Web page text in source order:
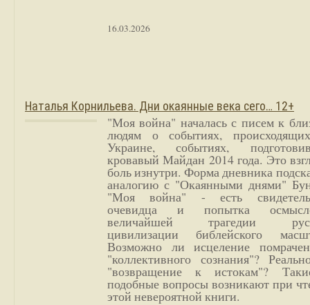
16.03.2026
Наталья Корнильева. Дни окаянные века сего… 12+
"Моя война" началась с писем к
людям о событиях,
Украине, событиях,
кровавый Майдан 2014 года. Это
боль изнутри. Форма дневника
аналогию с "Окаянными днями"
"Моя война" - есть
очевидца и попытка
величайшей трагедии
цивилизации библейского
Возможно ли исцеление
"коллективного сознания"?
"возвращение к истокам"?
подобные вопросы возникают при
этой невероятной книги.